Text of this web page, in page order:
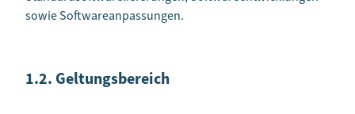
sowie Softwareanpassungen.
1.2. Geltungsbereich